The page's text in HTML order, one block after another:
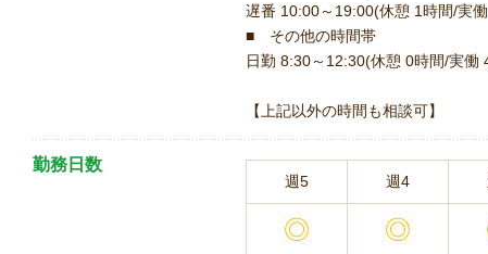
遅番 10:00～19:00(休憩 1時間/実
■ その他の時間帯
日勤 8:30～12:30(休憩 0時間/実働
【上記以外の時間も相談可】
勤務日数
週5 週4
◎ ◎